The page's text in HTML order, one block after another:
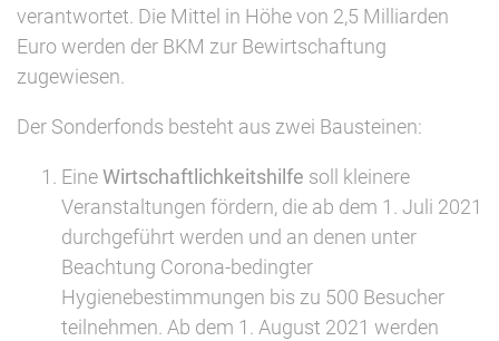
verantwortet. Die Mittel in Höhe von 2,5 Milliarden
Euro werden der BKM zur Bewirtschaftung
zugewiesen.
Der Sonderfonds besteht aus zwei Bausteinen:
EineWirtschaftlichkeitshilfe soll kleinere
Veranstaltungen fördern, die ab dem 1. Juli 2021
durchgeführt werden und an denen unter
Beachtung Corona-bedingter
Hygienebestimmungen bis zu 500 Besucher
teilnehmen. Ab dem 1. August 2021 werden